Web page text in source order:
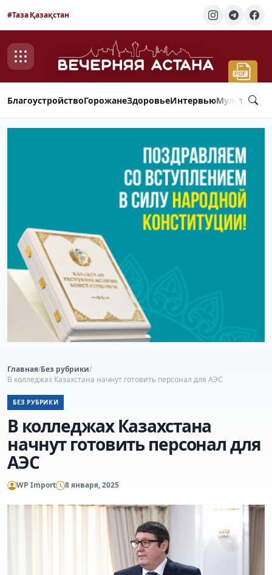
#Таза Қазақстан
БлагоустройствоГорожанеЗдоровьеИнтервью
Главная/Без рубрики/
В колледжах Казахстана начнут готовить персонал для АЭС
БЕЗ РУБРИКИ
В колледжах Казахстана
начнут готовить персонал для
АЭС
WP Import 8 января, 2025